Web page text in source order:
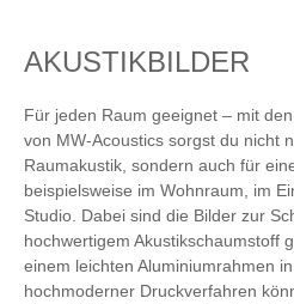
AKUSTIKBILDER
Für jeden Raum geeignet – mit
von MW-Acoustics sorgst du nicht
Raumakustik, sondern auch für
beispielsweise im Wohnraum, im
Studio. Dabei sind die Bilder zur
hochwertigem Akustikschaumstoff
einem leichten Aluminiumrahmen
hochmoderner Druckverfahren